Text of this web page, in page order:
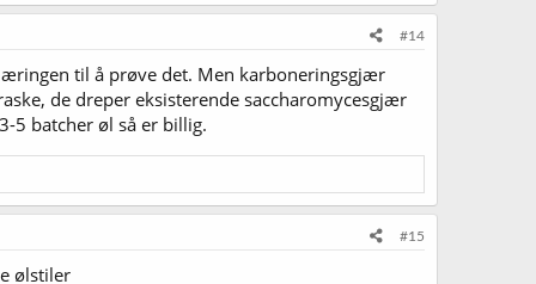
#14
til å prøve det. Men karboneringsgjær
de dreper eksisterende saccharomycesgjær
5 batcher øl så er billig.
#15
ølstiler